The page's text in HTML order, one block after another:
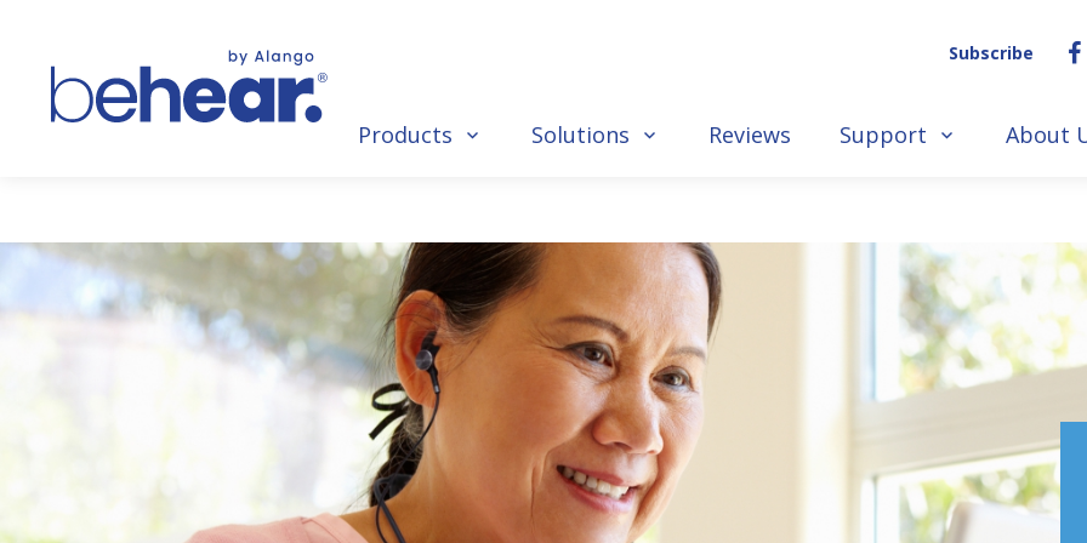
Subscribe
Products Solutions Reviews Support About